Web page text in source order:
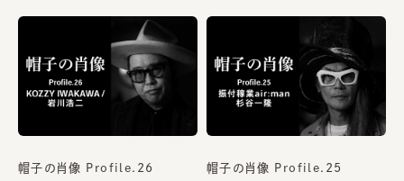
帽子の肖像 Profile.26
帽子の肖像 Profile.25